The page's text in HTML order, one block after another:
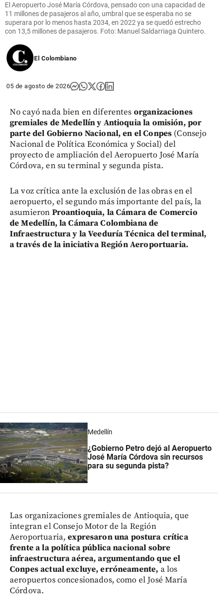
El Aeropuerto José María Córdova, pensado con una capacidad de
11 millones de pasajeros al año, umbral que se esperaba no se
superara por lo menos hasta 2034, en 2022 ya se quedó estrecho
con 13,5 millones de pasajeros. Foto: Manuel Saldarriaga Quintero.
El Colombiano
05 de agosto de 2026
No cayó nada bien en diferentes organizaciones
gremiales de Medellín y Antioquia la omisión, por
parte del Gobierno Nacional, en el Conpes (Consejo
Nacional de Política Económica y Social) del
proyecto de ampliación del Aeropuerto José María
Córdova, en su terminal y segunda pista.
La voz crítica ante la exclusión de las obras en el
aeropuerto, el segundo más importante del país, la
asumieron Proantioquia, la Cámara de Comercio
de Medellín, la Cámara Colombiana de
Infraestructura y la Veeduría Técnica del terminal,
a través de la iniciativa Región Aeroportuaria.
Medellín
¿Gobierno Petro dejó al Aeropuerto
José María Córdova sin recursos
para su segunda pista?
Las organizaciones gremiales de Antioquia, que
integran el Consejo Motor de la Región
Aeroportuaria,expresaron una postura crítica
frente a la política pública nacional sobre
infraestructura aérea, argumentando que el
Conpes actual excluye, erróneamente, a los
aeropuertos concesionados, como el José María
Córdova.